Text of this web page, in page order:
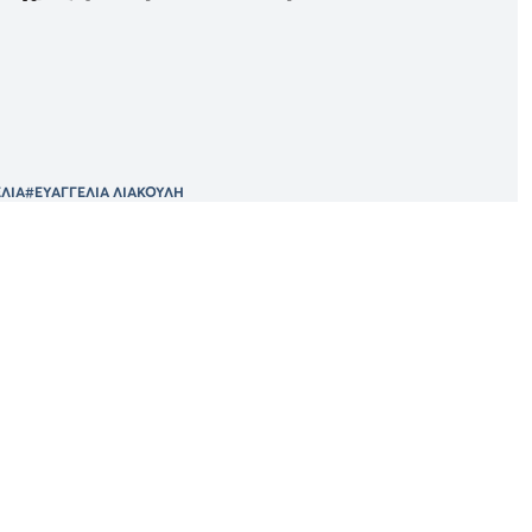
#ΕΥΑΓΓΕΛΙΑ ΛΙΑΚΟΥΛΗ